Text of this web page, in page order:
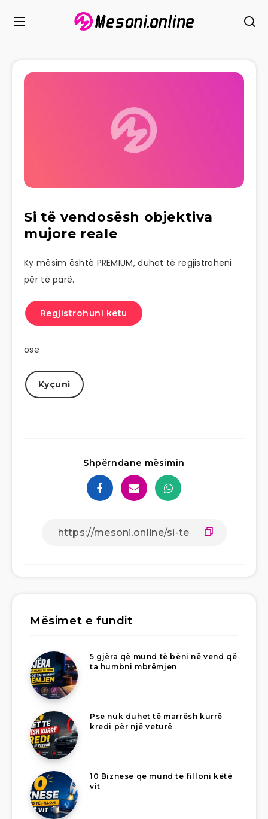
Si të vendosësh objektiva
mujore reale
Ky mësim është PREMIUM, duhet të regjistroheni
për të parë.
Regjistrohuni këtu
ose
Kyçuni
Shpërndane mësimin
Mësimet e fundit
5 gjëra që mund të bëni në vend që
ta humbni mbrëmjen
Pse nuk duhet të marrësh kurrë
kredi për një veturë
10 Biznese që mund të filloni këtë
vit